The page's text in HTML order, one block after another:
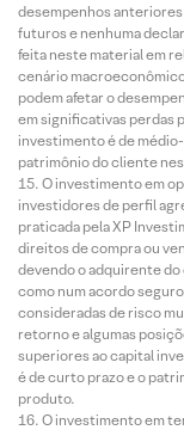
desempenhos
futuros e nenhuma
feita neste material em
cenário
podem afetar o
em significativas perdas
investimento é de
patrimônio do cliente
O investimento em
investidores de perfil
praticada pela XP
direitos de compra ou
devendo o adquirente
como num acordo
consideradas de risco
retorno e algumas
superiores ao capital
é de curto prazo e o
produto.
O investimento em